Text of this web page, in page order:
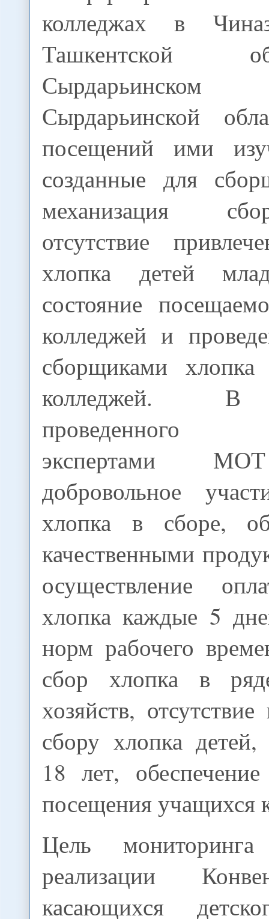
колледжах в
Ташкентской
Сырдарьинской
посещений ими
созданные для
механизация
отсутствие
хлопка детей
состояние
колледжей и
сборщиками
колледжей. В
проведенного
экспертами
добровольное
хлопка в сборе,
качественными
осуществление
хлопка каждые 5
норм рабочего
сбор хлопка в
хозяйств,
сбору хлопка
18 лет,
посещения учащихся
Цель
реализации
касающихся